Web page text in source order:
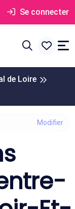
Se connecter
de Loire